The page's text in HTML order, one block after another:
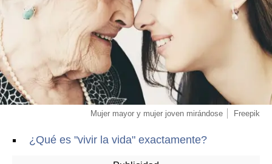
Mujer mayor y mujer joven mirándose Freepik
¿Qué es "vivir la vida" exactamente?